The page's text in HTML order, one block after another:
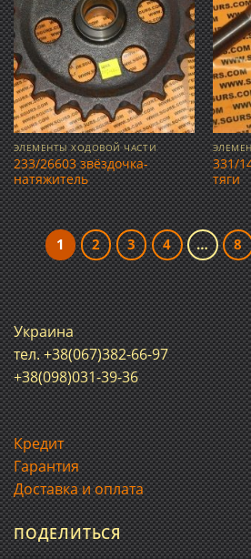
ЭЛЕМЕНТЫ ХОДОВОЙ ЧАСТИ
233/26603 звёздочка-
натяжитель
331/
тяги
1 2 3 4 … 8
Украина
тел. +38(067)382-66-97
+38(098)031-39-36
Кредит
Гарантия
Доставка и оплата
ПОДЕЛИТЬСЯ